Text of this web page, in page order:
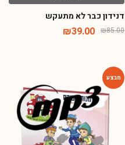
דנידון כבר לא מתעקש
₪85.00
₪39.00